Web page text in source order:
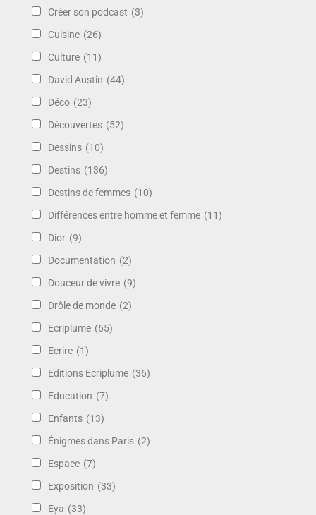
Créer son podcast (3)
Cuisine (26)
Culture (11)
David Austin (44)
Déco (23)
Découvertes (52)
Dessins (10)
Destins (136)
Destins de femmes (10)
Différences entre homme et femme (11)
Dior (9)
Documentation (2)
Douceur de vivre (9)
Drôle de monde (2)
Ecriplume (65)
Ecrire (1)
Editions Ecriplume (36)
Education (7)
Enfants (13)
Énigmes dans Paris (2)
Espace (7)
Exposition (33)
Eya (33)